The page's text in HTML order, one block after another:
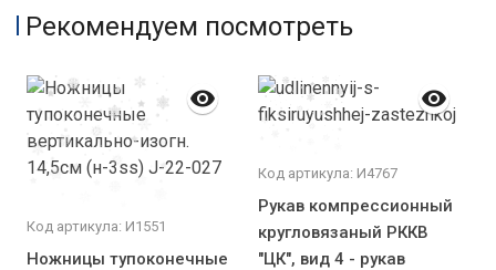
Рекомендуем посмотреть
Код артикула: И1551
Ножницы тупоконечные
Код артикула: И4767
Рукав компрессионный
кругловязаный РККВ
"ЦК", вид 4 - рукав